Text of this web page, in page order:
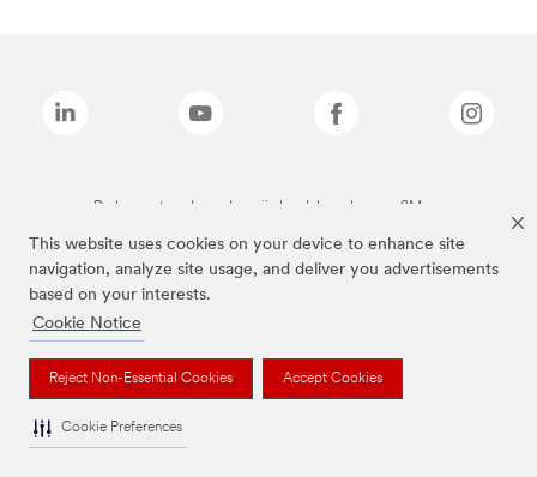
This website uses cookies on your device to enhance site
navigation, analyze site usage, and deliver you advertisements
based on your interests.
Cookie Notice
Reject Non-Essential Cookies Accept Cookies
Cookie Preferences
De bovenstaande merken zijn handelsmerken van 3M.we